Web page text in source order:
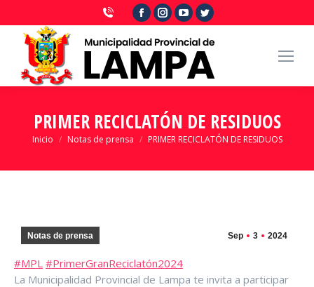
Facebook
opens
in
new
Instagram
opens
in
new
YouTube
opens
in
new
Twitter
opens
in
new
PRIMER RECICLATÓN DE RESIDUOS
Estás aquí:
Inicio Notas de prensa PRIMER RECICLATÓN DE RESIDUOS
Sep 3 2024
Notas de prensa
#MPL #PrimerGranReciclatón2024
La Municipalidad Provincial de Lampa te invita a participar